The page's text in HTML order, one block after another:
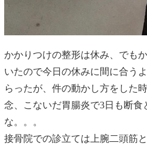
かかりつけの整形は休み、でも
いたので今日の休みに間に合う
らったが、件の動かし方をした
念、こないだ胃腸炎で3日も断食
な。。。
接骨院での診立ては上腕二頭筋